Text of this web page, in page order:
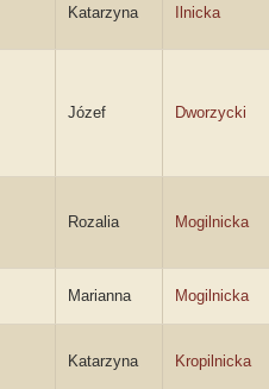
Katarzyna Ilnicka
Józef Dworzycki
Rozalia Mogilnicka
Marianna Mogilnicka
Katarzyna Kropilnicka